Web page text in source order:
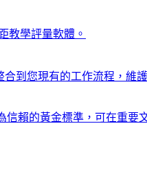
教學評量軟體。
到您現有的工作流程，維
賴的黃金標準，可在重要